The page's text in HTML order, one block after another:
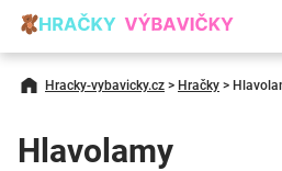
Hracky-vybavicky.cz > Hračky >
Hlavolamy